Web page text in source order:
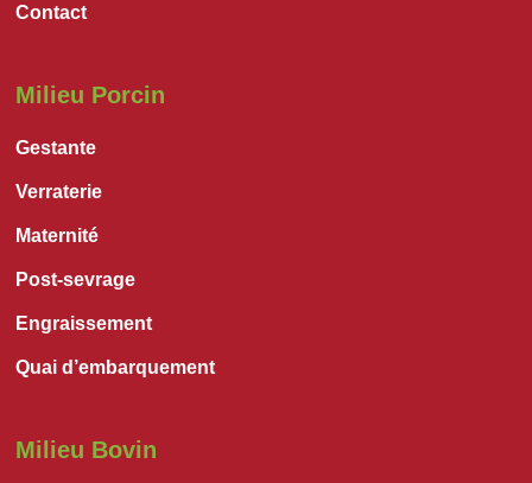
Contact
Milieu Porcin
Gestante
Verraterie
Maternité
Post-sevrage
Engraissement
Quai d’embarquement
Milieu Bovin